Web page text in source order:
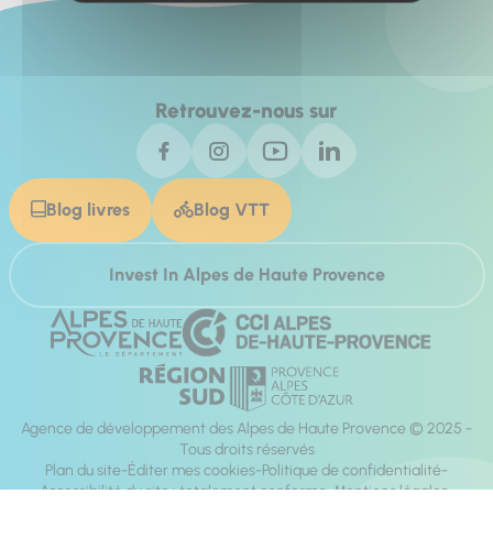
Retrouvez-nous sur
Blog livres Blog VTT
Invest In Alpes de Haute Provence
Agence de développement des Alpes de Haute Provence © 2025 -
Tous droits réservés
Plan du site Éditer mes cookies Politique de confidentialité
Accessibilité du site : totalement conforme Mentions légales